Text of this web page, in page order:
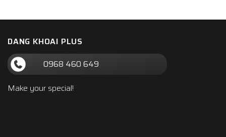
DANG KHOAI PLUS
0968 460 649
Make your special!